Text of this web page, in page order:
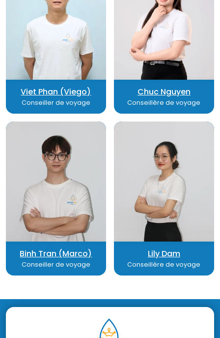
Viet Phan (Viego)
Conseiller de voyage
Chuc Nguyen
Conseillère de voyage
Binh Tran (Marco)
Conseiller de voyage
Lily Dam
Conseillère de voyage